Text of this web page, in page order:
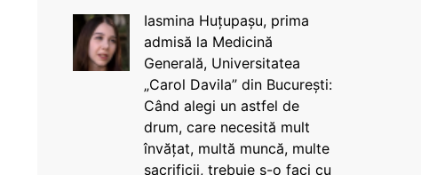
Iasmina Huțupașu, prima
admisă la Medicină
Generală, Universitatea
„Carol Davila” din București:
Când alegi un astfel de
drum, care necesită mult
învățat, multă muncă, multe
sacrificii, trebuie s-o faci cu